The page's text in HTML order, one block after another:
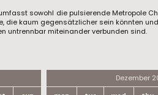
sowohl die pulsierende Metropole
die kaum gegensätzlicher sein könnten
untrennbar miteinander verbunden sind.
Dezember